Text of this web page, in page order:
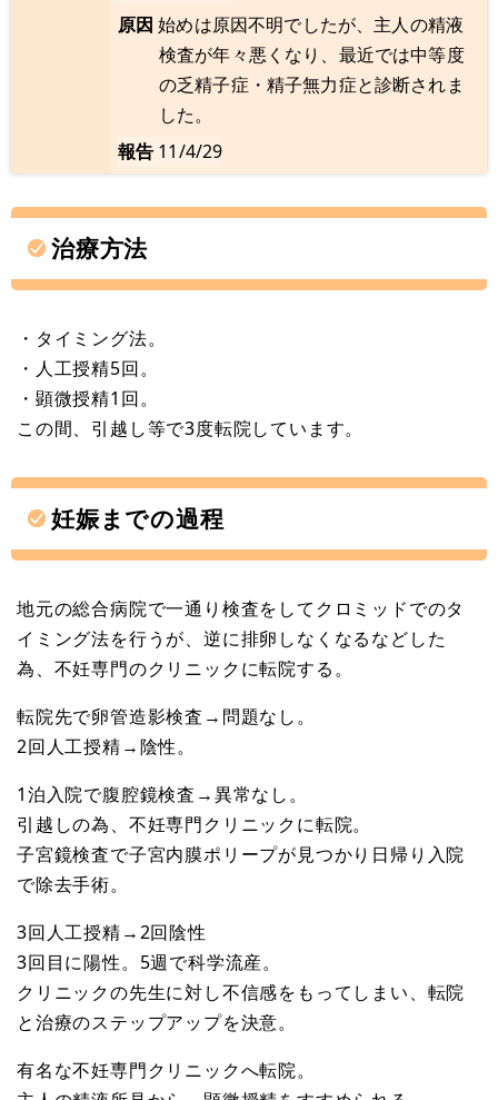
原因 始めは原因不明でしたが、主人の精液
検査が年々悪くなり、最近では中等度
の乏精子症・精子無力症と診断されま
した。
報告 11/4/29
治療方法
・タイミング法。
・人工授精5回。
・顕微授精1回。
この間、引越し等で3度転院しています。
妊娠までの過程
地元の総合病院で一通り検査をしてクロミッドでのタ
イミング法を行うが、逆に排卵しなくなるなどした
為、不妊専門のクリニックに転院する。
転院先で卵管造影検査→問題なし。
2回人工授精→陰性。
1泊入院で腹腔鏡検査→異常なし。
引越しの為、不妊専門クリニックに転院。
子宮鏡検査で子宮内膜ポリープが見つかり日帰り入院
で除去手術。
3回人工授精→2回陰性
3回目に陽性。5週で科学流産。
クリニックの先生に対し不信感をもってしまい、転院
と治療のステップアップを決意。
有名な不妊専門クリニックへ転院。